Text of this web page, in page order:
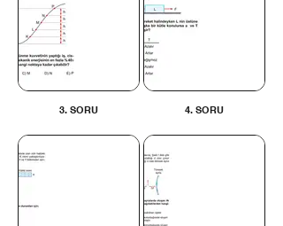
3. SORU 4. SORU